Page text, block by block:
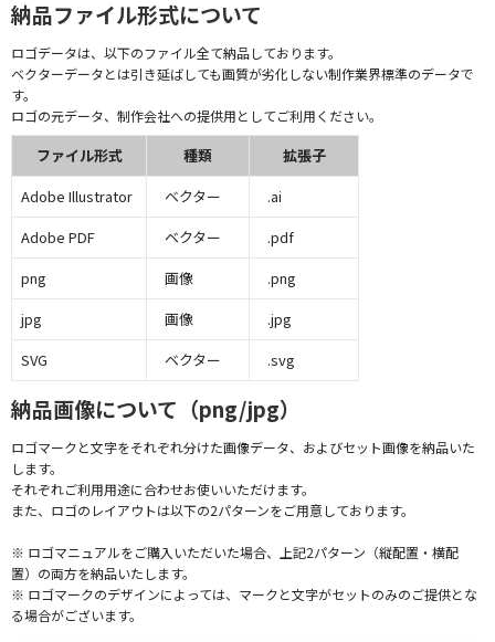
納品ファイル形式について
ロゴデータは、以下のファイル全て納品しております。
ベクターデータとは引き延ばしても画質が劣化しない制作業界標準のデータで
す。
ロゴの元データ、制作会社への提供用としてご利用ください。
ファイル形式 種類
拡張子
Adobe Illustrator
ベクター
.ai
Adobe PDF
ベクター
.pdf
png
画像
.png
jpg
画像
.jpg
SVG
ベクター .svg
納品画像について（png/jpg）
ロゴマークと文字をそれぞれ分けた画像データ、およびセット画像を納品いた
します。
それぞれご利用用途に合わせお使いいただけます。
また、ロゴのレイアウトは以下の2パターンをご用意しております。
※ ロゴマニュアルをご購入いただいた場合、上記2パターン（縦配置・横配
置）の両方を納品いたします。
※ ロゴマークのデザインによっては、マークと文字がセットのみのご提供とな
る場合がございます。